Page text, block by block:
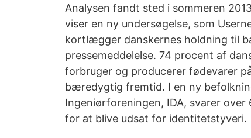
Analysen fandt sted i sommeren
viser en ny undersøgelse, som
kortlægger danskernes holdning til
pressemeddelelse. 74 procent af
forbruger og producerer fødevarer
bæredygtig fremtid. I en ny
Ingeniørforeningen, IDA, svarer
for at blive udsat for identitetstyveri.